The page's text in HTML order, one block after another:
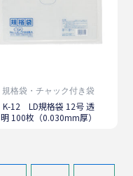
規格袋・チャック付き袋
K-12 LD規格袋 12号 透
明 100枚（0.030mm厚）